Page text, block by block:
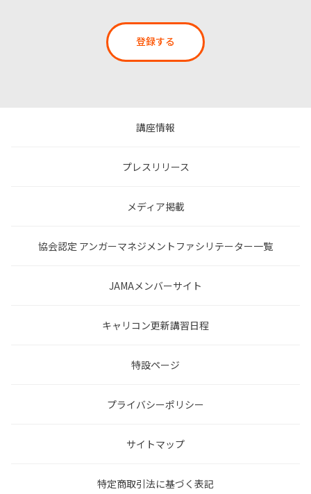
登録する
講座情報
プレスリリース
メディア掲載
協会認定 アンガーマネジメントファシリテーター一覧
JAMAメンバーサイト
キャリコン更新講習日程
特設ページ
プライバシーポリシー
サイトマップ
特定商取引法に基づく表記